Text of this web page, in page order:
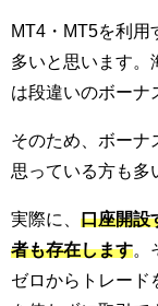
MT4・MT5を利用
多いと思います。
は段違いのボーナ
そのため、ボーナ
思っている方も多
実際に、 口座開設
者も存在します
ゼロからトレード